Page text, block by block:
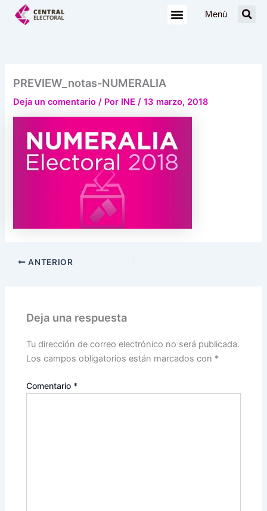
Menú
PREVIEW_notas-NUMERALIA
Deja un comentario / Por INE/13 marzo, 2018
ANTERIOR
Deja una respuesta
Tu dirección de correo electrónico no será publicada.
Los campos obligatorios están marcados con *
Comentario *